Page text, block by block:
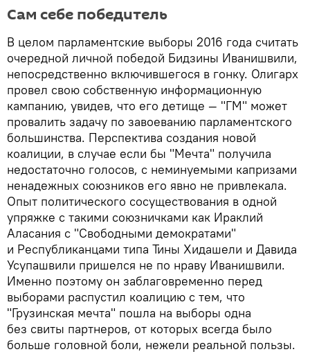
Сам себе победитель
В целом парламентские выборы 2016 года считать
очередной личной победой Бидзины Иванишвили,
непосредственно включившегося в гонку. Олигарх
провел свою собственную информационную
кампанию, увидев, что его детище — "ГМ" может
провалить задачу по завоеванию парламентского
большинства. Перспектива создания новой
коалиции, в случае если бы "Мечта" получила
недостаточно голосов, с неминуемыми капризами
ненадежных союзников его явно не привлекала.
Опыт политического сосуществования в одной
упряжке с такими союзничками как Ираклий
Аласания с "Свободными демократами"
и Республиканцами типа Тины Хидашели и Давида
Усупашвили пришелся не по нраву Иванишвили.
Именно поэтому он заблаговременно перед
выборами распустил коалицию с тем, что
"Грузинская мечта" пошла на выборы одна
без свиты партнеров, от которых всегда было
больше головной боли, нежели реальной пользы.